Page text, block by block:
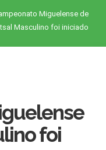
Miguelense de
Masculino foi iniciado
foi